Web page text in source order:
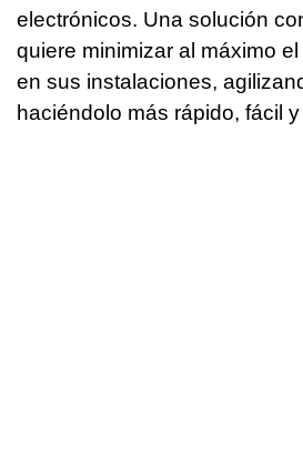
electrónicos. Una solución
quiere minimizar al máximo
en sus instalaciones,
haciéndolo más rápido, fácil